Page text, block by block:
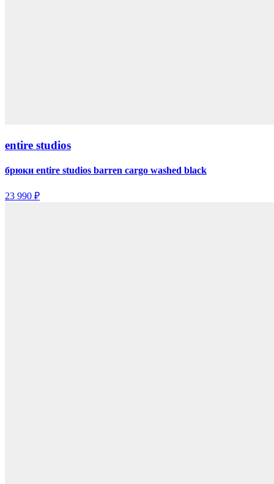
entire studios
брюки entire studios barren cargo washed black
23 990 ₽